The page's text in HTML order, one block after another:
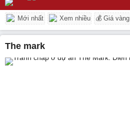
Mới nhất Xem nhiều 💰 Giá vàng
the mark